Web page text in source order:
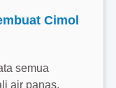
Cimol
semua
air panas.